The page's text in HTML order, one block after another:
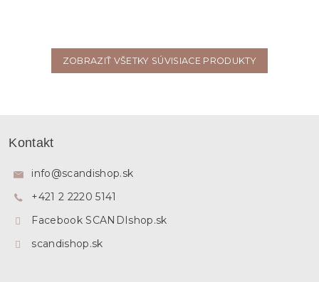
ZOBRAZIŤ VŠETKY SÚVISIACE PRODUKTY
Kontakt
info@scandishop.sk
+421 2 2220 5141
Facebook SCANDIshop.sk
scandishop.sk